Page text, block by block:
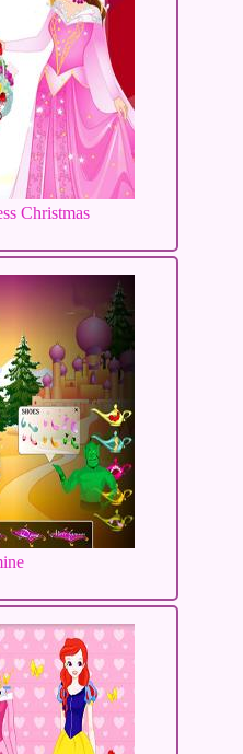
Christmas